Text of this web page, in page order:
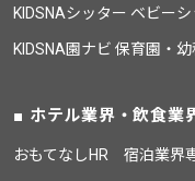
KIDSNAシッター ベビー
KIDSNA園ナビ 保育園・
ホテル業界・飲食業
おもてなしHR 宿泊業界